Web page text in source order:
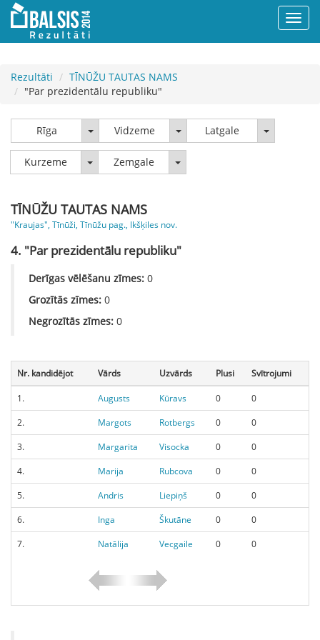
Rezultāti
TĪNŪŽU TAUTAS NAMS
"Par prezidentālu republiku"
Rīga Rīga Vidzeme VidzemeLatgale Latgale
Kurzeme KurzemeZemgale Zemgale
TĪNŪŽU TAUTAS NAMS
"Kraujas", Tīnūži, Tīnūžu pag., Ikšķiles nov.
4. "Par prezidentālu republiku"
Derīgas vēlēšanu zīmes: 0
Grozītās zīmes: 0
Negrozītās zīmes: 0
Nr. kandidējot Vārds Uzvārds Plusi Svītrojumi
1. Augusts Kūravs 0
0
2.
Margots Rotbergs 0
0
3.
Margarita Visocka 0
0
4.
Marija Rubcova 0
0
5.
Andris Liepiņš 0
0
6.
Inga Škutāne 0
0
7.
Natālija Vecgaile 0 0